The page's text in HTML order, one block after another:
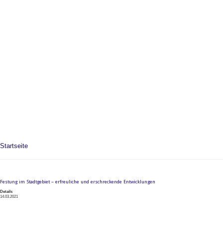
Startseite
Festung im Stadtgebiet – erfreuliche und erschreckende Entwicklungen
Details
14.03.2021